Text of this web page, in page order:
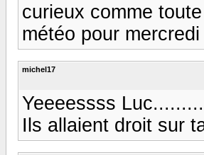
curieux comme
météo pour
michel17
Yeeeessss
Ils allaient droit sur